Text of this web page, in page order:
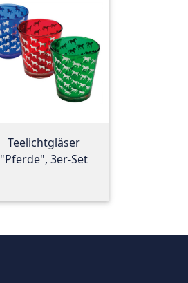
Teelichtgläser
"Pferde", 3er-Set